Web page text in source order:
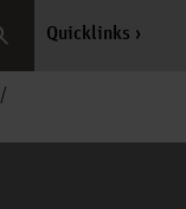
Quicklinks